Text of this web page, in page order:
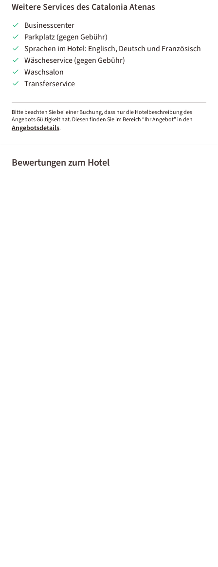
Weitere Services des Catalonia Atenas
Businesscenter
Parkplatz (gegen Gebühr)
Sprachen im Hotel: Englisch, Deutsch und Französisch
Wäscheservice (gegen Gebühr)
Waschsalon
Transferservice
Bitte beachten Sie bei einer Buchung, dass nur die Hotelbeschreibung des
Angebots Gültigkeit hat. Diesen finden Sie im Bereich “Ihr Angebot” in den
Angebotsdetails.
Bewertungen zum Hotel